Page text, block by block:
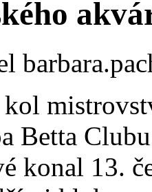
Betta
konal 13.